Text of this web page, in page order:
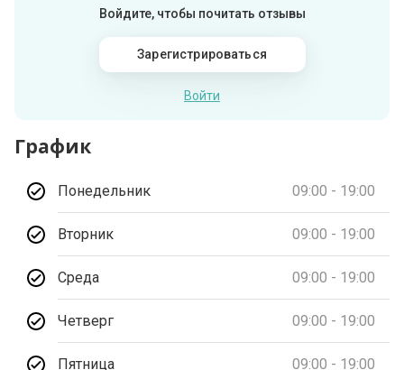
Войдите, чтобы почитать отзывы
Зарегистрироваться
Войти
График
Понедельник 09:00 - 19:00
Вторник 09:00 - 19:00
Среда 09:00 - 19:00
Четверг 09:00 - 19:00
Пятница 09:00 - 19:00